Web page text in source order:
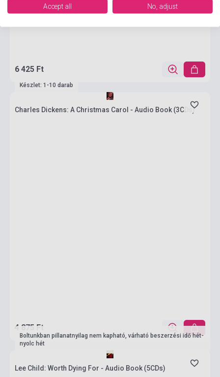
6 425 Ft
Készlet: 1-10 darab
Charles Dickens: A Christmas Carol - Audio Book (3CDs)
4 875 Ft
Boltunkban pillanatnyilag nem kapható, várható beszerzési idő hét-
nyolc hét
Lee Child: Worth Dying For - Audio Book (5CDs)
Accept all No, adjust